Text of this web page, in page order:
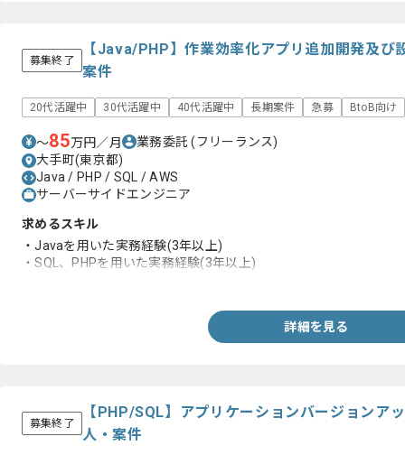
募集終了
【Java/PHP】作業効率化アプリ追加開発及び
案件
20代活躍中 30代活躍中 40代活躍中 長期案件 急募 BtoB向け
〜85万円／月 業務委託(フリーランス)
大手町(東京都)
Java / PHP / SQL / AWS
サーバーサイドエンジニア
求めるスキル
・Javaを用いた実務経験(3年以上)
・SQL、PHPを用いた実務経験(3年以上)
詳細を見る
募集終了
【PHP/SQL】アプリケーションバージョンア
人・案件